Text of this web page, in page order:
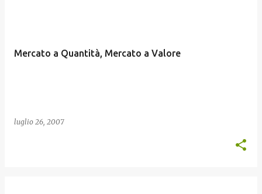
Mercato a Quantità, Mercato a Valore
luglio 26, 2007